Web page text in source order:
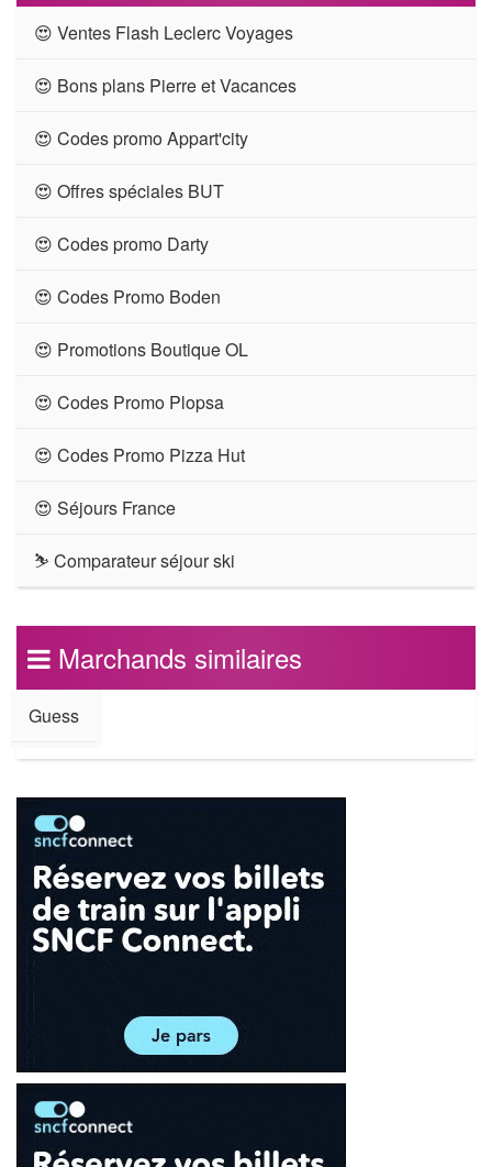
😍 Ventes Flash Leclerc Voyages
😍 Bons plans Pierre et Vacances
😍 Codes promo Appart'city
😍 Offres spéciales BUT
😍 Codes promo Darty
😍 Codes Promo Boden
😍 Promotions Boutique OL
😍 Codes Promo Plopsa
😍 Codes Promo Pizza Hut
😍 Séjours France
⛷ Comparateur séjour ski
Marchands similaires
Guess